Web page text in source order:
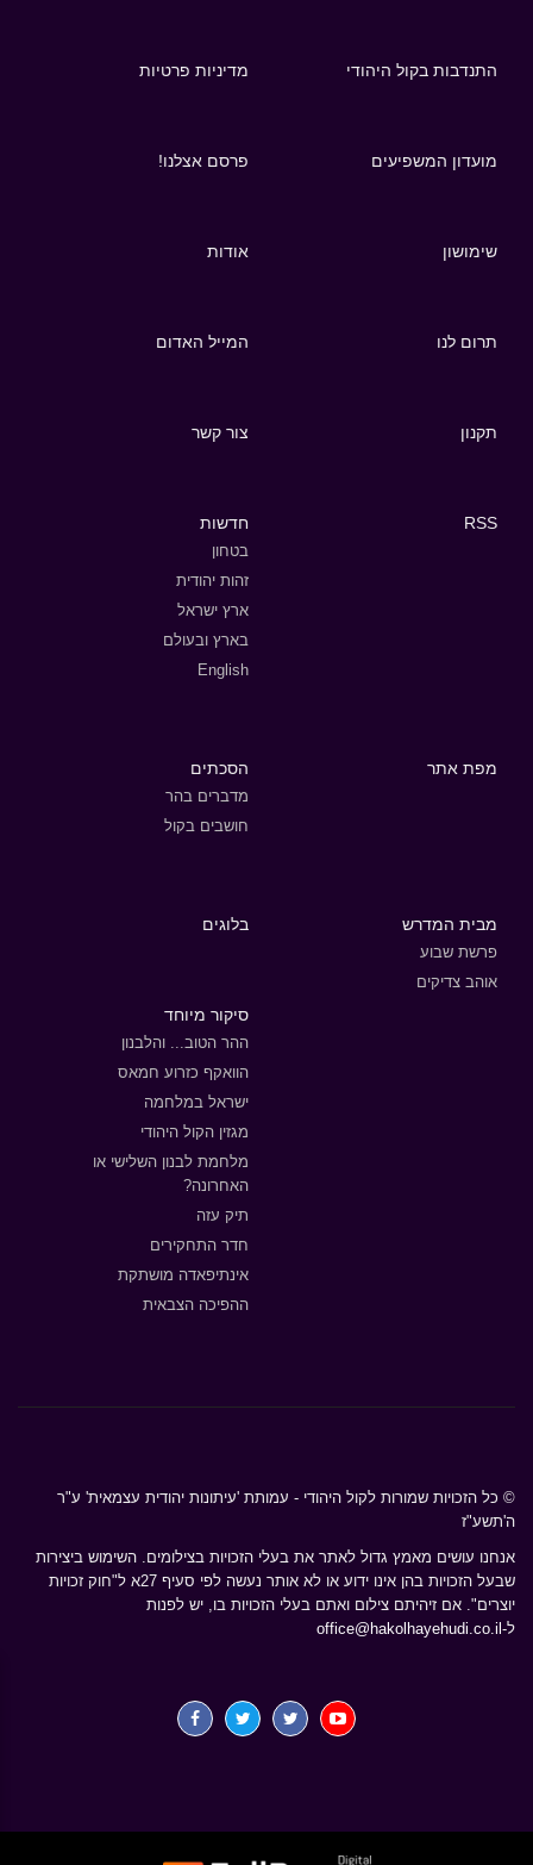
התנדבות בקול היהודי מדיניות פרטיות
מועדון המשפיעים פרסם אצלנו!
שימושון אודות
תרום לנו המייל האדום
תקנון צור קשר
RSS חדשות
בטחון
זהות יהודית
ארץ ישראל
בארץ ובעולם
English
מפת אתר הסכתים
מדברים בהר
חושבים בקול
מבית המדרש
פרשת שבוע
אוהב צדיקים
בלוגים
סיקור מיוחד
ההר הטוב... והלבנון
הוואקף כזרוע חמאס
ישראל במלחמה
מגזין הקול היהודי
מלחמת לבנון השלישי או
האחרונה?
תיק עזה
חדר התחקירים
אינתיפאדה מושתקת
ההפיכה הצבאית
© כל הזכויות שמורות לקול היהודי - עמותת 'עיתונות יהודית עצמאית' ע"ר
ה'תשע"ז
אנחנו עושים מאמץ גדול לאתר את בעלי הזכויות בצילומים. השימוש ביצירות
שבעל הזכויות בהן אינו ידוע או לא אותר נעשה לפי סעיף 27א ל"חוק זכויות
יוצרים". אם זיהיתם צילום ואתם בעלי הזכויות בו, יש לפנות
ל- office@hakolhayehudi.co.il